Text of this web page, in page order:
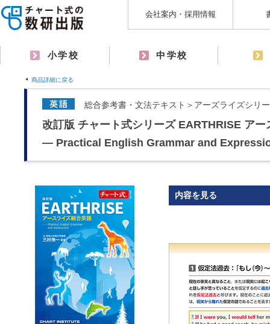
会社案内・採用情報
小学校 中学校
商品詳細に戻る
総合参考書・文法テキスト＞アーズライズシリ
改訂版 チャート式シリーズ EARTHRISE アー
― Practical English Grammar and
内容を見る